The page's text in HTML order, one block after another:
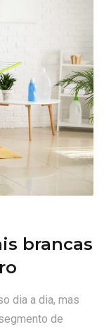
brancas
dia a dia, mas
de